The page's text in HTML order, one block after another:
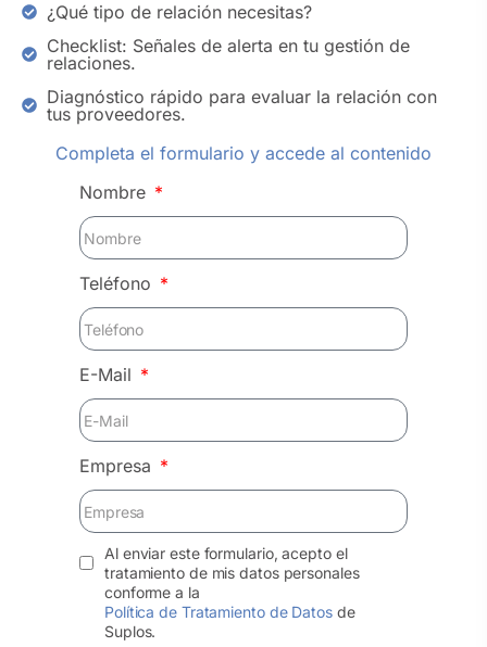
¿Qué tipo de relación necesitas?
Checklist: Señales de alerta en tu gestión de
relaciones.
Diagnóstico rápido para evaluar la relación con
tus proveedores.
Completa el formulario y accede al contenido
Nombre
Teléfono
E-Mail
Empresa
Al enviar este formulario, acepto el
tratamiento de mis datos personales
conforme a la
Política de Tratamiento de Datosde
Suplos.